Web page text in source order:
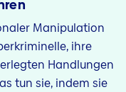
Manipulation
ihre
Handlungen
tun sie, indem sie